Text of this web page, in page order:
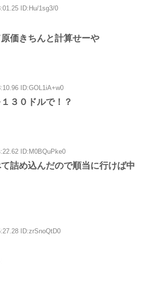
ID:Hu/1sg3/0
価きちんと計算せーや
ID:GOL1iA+w0
３０ドルで！？
ID:M0BQuPke0
詰め込んだので順当に行けば中
ID:zrSnoQtD0